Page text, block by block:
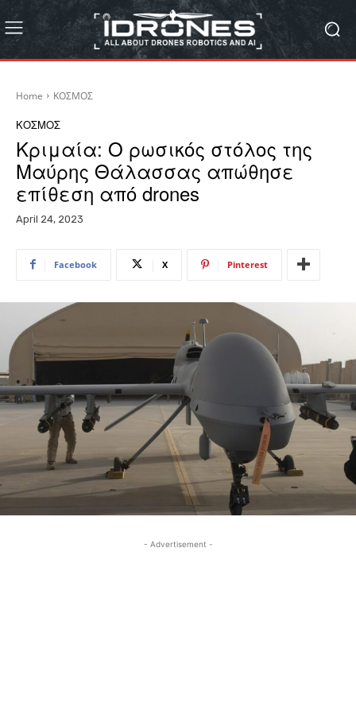
Home ΚΟΣΜΟΣ
ΚΟΣΜΟΣ
Κριμαία: Ο ρωσικός στόλος της
Μαύρης Θάλασσας απώθησε
επίθεση από drones
April 24, 2023
Facebook X Pinterest
- Advertisement -